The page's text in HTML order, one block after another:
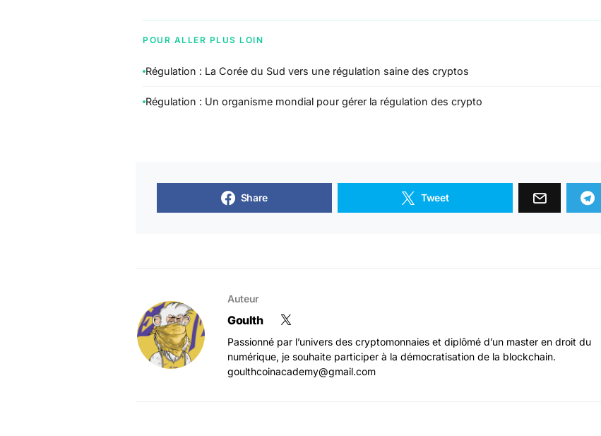
POUR ALLER PLUS LOIN
Régulation : La Corée du Sud vers une régulation saine des cryptos
Régulation : Un organisme mondial pour gérer la régulation des crypto
Share Tweet
Auteur
Goulth
Passionné par l’univers des cryptomonnaies et diplômé d’un master en droit du
numérique, je souhaite participer à la démocratisation de la blockchain.
goulthcoinacademy@gmail.com